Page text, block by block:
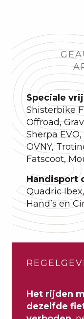
Speciale
Shisterbike
Offroad,
Sherpa
OVNY,
Fatscoot,
Handisport
Quadric
Hand’s en
Het rijden
dezelfde